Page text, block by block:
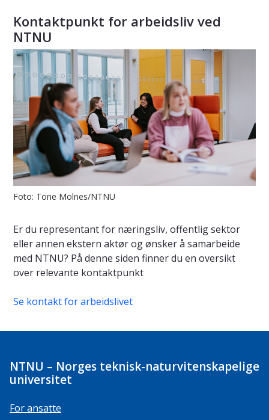
Kontaktpunkt for arbeidsliv ved
NTNU
Foto: Tone Molnes/NTNU
Er du representant for næringsliv, offentlig sektor
eller annen ekstern aktør og ønsker å samarbeide
med NTNU? På denne siden finner du en oversikt
over relevante kontaktpunkt
Se kontakt for arbeidslivet
NTNU – Norges teknisk-naturvitenskapelige
universitet
For ansatte